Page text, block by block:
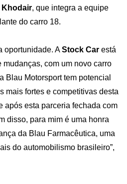
Khodair, que integra a equipe
do carro 18.
oportunidade. AStock Car está
mudanças, com um novo carro
Blau Motorsport tem potencial
mais fortes e competitivas desta
após esta parceria fechada com
disso, para mim é uma honra
da Blau Farmacêutica, uma
do automobilismo brasileiro”,